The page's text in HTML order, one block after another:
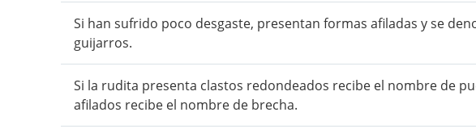
Si han sufrido poco desgaste, presentan formas afiladas y se
guijarros.
Si la rudita presenta clastos redondeados recibe el nombre de
afilados recibe el nombre de brecha.